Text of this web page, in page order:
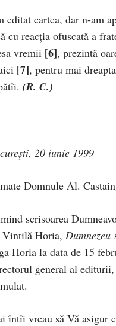
editat cartea, dar n-am
cu reacţia ofuscată a
vremii [6], prezintă
[7], pentru mai
(R. C.)
20 iunie 1999
Domnule Al.
scrisoarea
Horia,
Horia la data de 15
general al
întîi vreau să Vă asigur